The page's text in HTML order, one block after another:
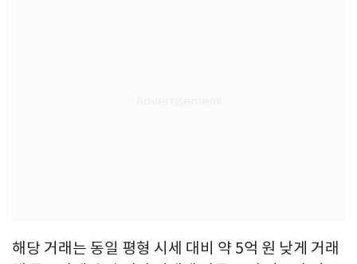
해당 거래는 동일 평형 시세 대비 약 5억 원 낮게 거래